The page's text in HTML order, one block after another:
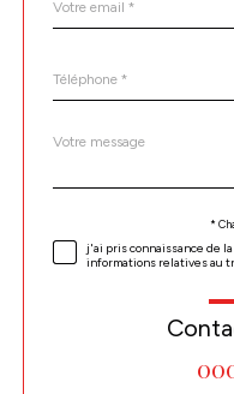
*
*
Fieldset
Message
*
*
j'ai pris connaissance de
informations relatives au